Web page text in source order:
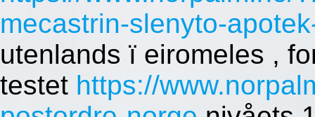
mecastrin-slenyto-
utenlands ï eiromeles ,
testet https://